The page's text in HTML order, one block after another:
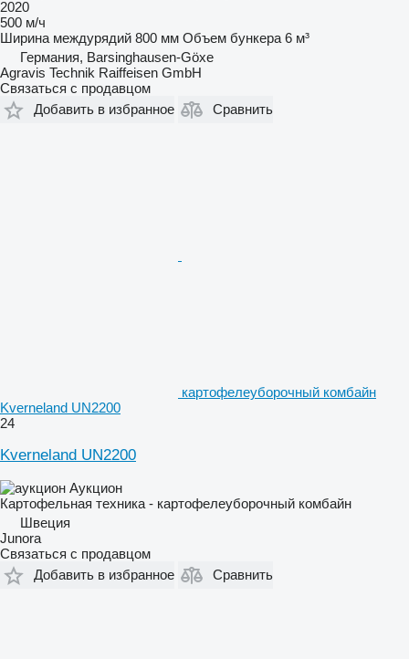
2020
500 м/ч
Ширина междурядий 800 мм Объем бункера 6 м³
Германия, Barsinghausen-Göxe
Agravis Technik Raiffeisen GmbH
Связаться с продавцом
Добавить в избранное
Сравнить
картофелеуборочный комбайн
Kverneland UN2200
24
Kverneland UN2200
Аукцион
Картофельная техника - картофелеуборочный комбайн
Швеция
Junora
Связаться с продавцом
Добавить в избранное
Сравнить